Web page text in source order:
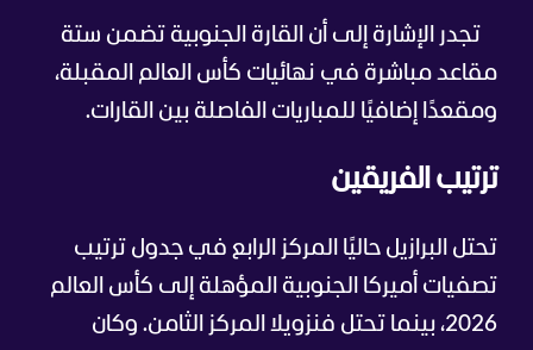
تجدر الإشارة إلى أن القارة الجنوبية تضمن ستة
مقاعد مباشرة في نهائيات كأس العالم المقبلة،
ومقعدًا إضافيًا للمباريات الفاصلة بين القارات.
ترتيب الفريقين
تحتل البرازيل حاليًا المركز الرابع في جدول ترتيب
تصفيات أميركا الجنوبية المؤهلة إلى كأس العالم
2026، بينما تحتل فنزويلا المركز الثامن. وكان